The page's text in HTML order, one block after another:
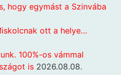
hogy egymást a Szinvába
ott a helye…
100%-os vámmal
is 2026.08.08.